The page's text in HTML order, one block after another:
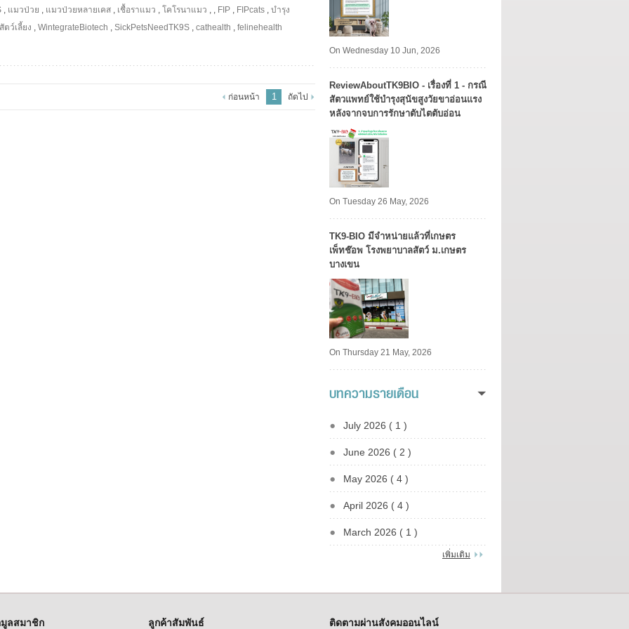
, แมวป่วย , แมวป่วยหลายเคส, เชื้อราแมว , โคโรนาแมว , , FIP, FIPcats, บำรุง
ตว์เลี้ยง , WintegrateBiotech , SickPetsNeedTK9S, cathealth , felinehealth
ก่อนหน้า 1 ถัดไป
On Wednesday 10 Jun, 2026
ReviewAboutTK9BIO - เรื่องที่ 1 - กรณี
สัตวแพทย์ใช้บำรุงสุนัขสูงวัยขาอ่อนแรง
หลังจากจบการรักษาตับไตตับอ่อน
On Tuesday 26 May, 2026
TK9​-BIO มีจำหน่ายแล้วที่เกษตร
เพ็ทช๊อพ โรงพยาบาลสัตว์ ม.เกษตร
บางเขน​
On Thursday 21 May, 2026
บทความรายเดือน
July 2026 ( 1 )
June 2026 ( 2 )
May 2026 ( 4 )
April 2026 ( 4 )
March 2026 ( 1 )
เพิ่มเติม
ลสมาชิก ลูกค้าสัมพันธ์ ติดตามผ่านสังคมออนไลน์